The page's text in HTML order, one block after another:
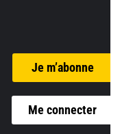
Je m’abonne
Me connecter